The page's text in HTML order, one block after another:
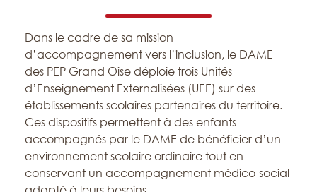
Dans le cadre de sa mission
d’accompagnement vers l’inclusion, le DAME
des PEP Grand Oise déploie trois Unités
d’Enseignement Externalisées (UEE) sur des
établissements scolaires partenaires du territoire.
Ces dispositifs permettent à des enfants
accompagnés par le DAME de bénéficier d’un
environnement scolaire ordinaire tout en
conservant un accompagnement médico-social